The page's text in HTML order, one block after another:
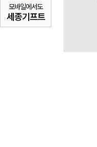
모바일에서도
세종기프트